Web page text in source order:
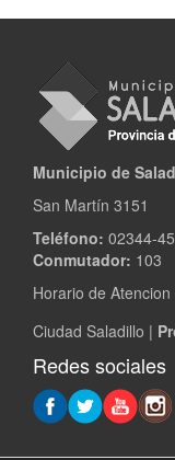
Municipio de
San Martín 3151
Teléfono: 02344-
Conmutador: 103
Horario de
Ciudad Saladillo |
Redes sociales